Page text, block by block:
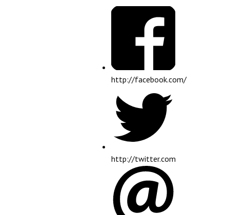
http://facebook.com/
http://twitter.com